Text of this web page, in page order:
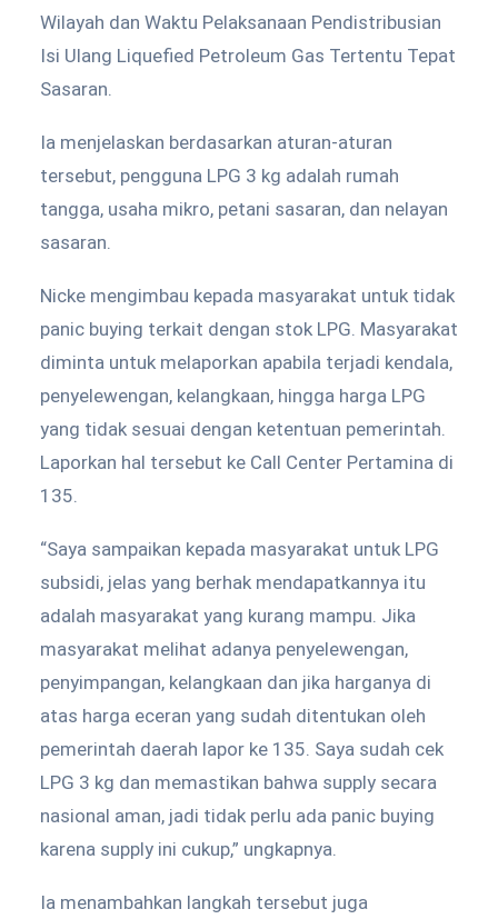
Wilayah dan Waktu Pelaksanaan Pendistribusian
Isi Ulang Liquefied Petroleum Gas Tertentu Tepat
Sasaran.
Ia menjelaskan berdasarkan aturan-aturan
tersebut, pengguna LPG 3 kg adalah rumah
tangga, usaha mikro, petani sasaran, dan nelayan
sasaran.
Nicke mengimbau kepada masyarakat untuk tidak
panic buying terkait dengan stok LPG. Masyarakat
diminta untuk melaporkan apabila terjadi kendala,
penyelewengan, kelangkaan, hingga harga LPG
yang tidak sesuai dengan ketentuan pemerintah.
Laporkan hal tersebut ke Call Center Pertamina di
135.
“Saya sampaikan kepada masyarakat untuk LPG
subsidi, jelas yang berhak mendapatkannya itu
adalah masyarakat yang kurang mampu. Jika
masyarakat melihat adanya penyelewengan,
penyimpangan, kelangkaan dan jika harganya di
atas harga eceran yang sudah ditentukan oleh
pemerintah daerah lapor ke 135. Saya sudah cek
LPG 3 kg dan memastikan bahwa supply secara
nasional aman, jadi tidak perlu ada panic buying
karena supply ini cukup,” ungkapnya.
Ia menambahkan langkah tersebut juga